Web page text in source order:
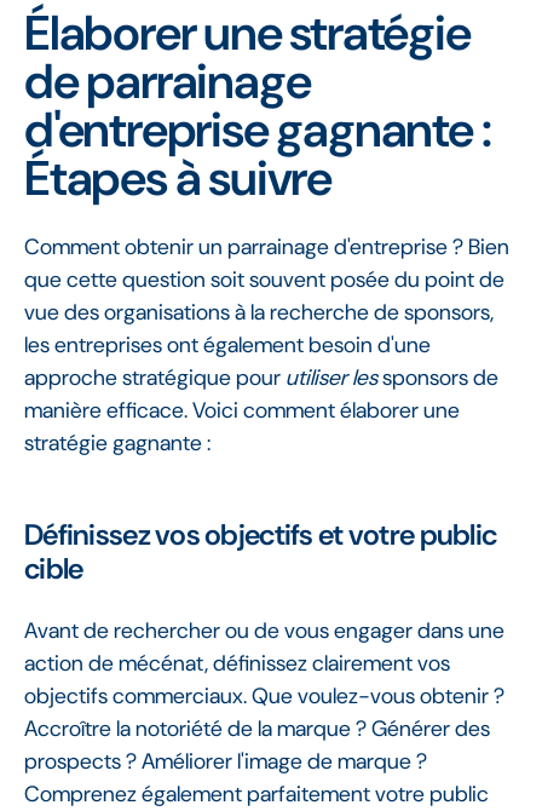
Élaborer une stratégie
de parrainage
d'entreprise gagnante :
Étapes à suivre
Comment obtenir un parrainage d'entreprise ? Bien
que cette question soit souvent posée du point de
vue des organisations à la recherche de sponsors,
les entreprises ont également besoin d'une
approche stratégique pour utiliser lessponsors de
manière efficace. Voici comment élaborer une
stratégie gagnante :
Définissez vos objectifs et votre public
cible
Avant de rechercher ou de vous engager dans une
action de mécénat, définissez clairement vos
objectifs commerciaux. Que voulez-vous obtenir ?
Accroître la notoriété de la marque ? Générer des
prospects ? Améliorer l'image de marque ?
Comprenez également parfaitement votre public